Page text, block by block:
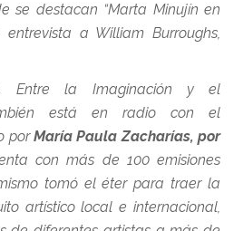
se destacan “Marta Minujín en
a William Burroughs,
Entre la Imaginación y el
está en radio con el
porMaría Paula Zacharías, por
con más de 100 emisiones
tomó el éter para traer la
artístico local e internacional,